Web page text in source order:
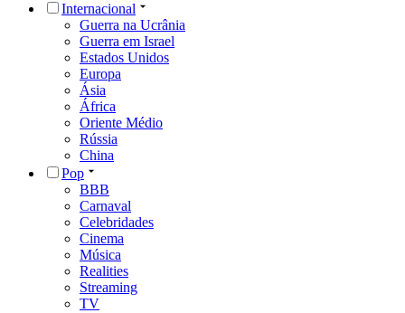
Internacional
Guerra na Ucrânia
Guerra em Israel
Estados Unidos
Europa
Ásia
África
Oriente Médio
Rússia
China
Pop
BBB
Carnaval
Celebridades
Cinema
Música
Realities
Streaming
TV